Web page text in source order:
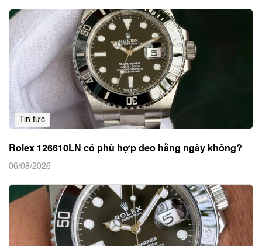
Tin tức
Rolex 126610LN có phù hợp đeo hằng ngày không?
06/08/2026